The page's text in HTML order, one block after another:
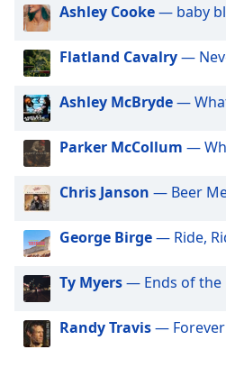
Track
in-
Picture
This
modal
window.
Beginning
window.
Escape
cancel
Ashley Cooke— baby
Flatland Cavalry—
Ashley McBryde—
Parker McCollum —
Chris Janson — Beer
George Birge— Ride,
Ty Myers— Ends of the
Randy Travis— Forever